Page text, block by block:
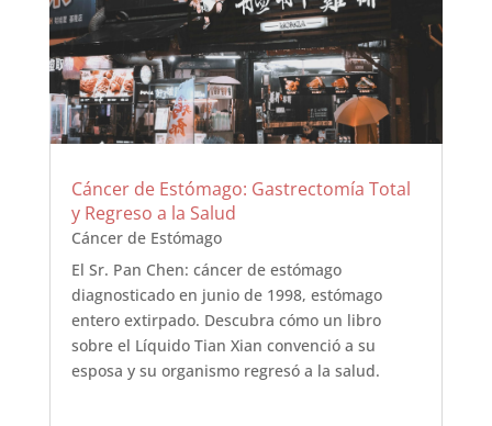
Cáncer de Estómago: Gastrectomía Total
y Regreso a la Salud
Cáncer de Estómago
El Sr. Pan Chen: cáncer de estómago
diagnosticado en junio de 1998, estómago
entero extirpado. Descubra cómo un libro
sobre el Líquido Tian Xian convenció a su
esposa y su organismo regresó a la salud.